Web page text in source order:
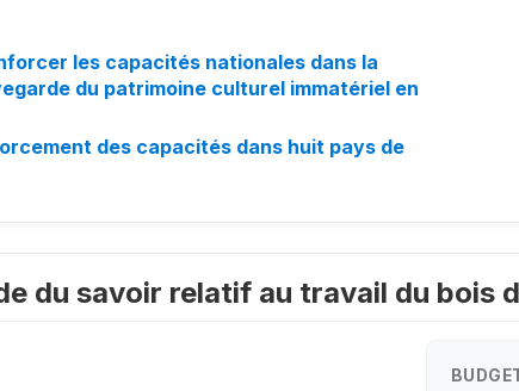
les capacités nationales dans la
du patrimoine culturel immatériel en
des capacités dans huit pays de
du savoir relatif au travail du bois